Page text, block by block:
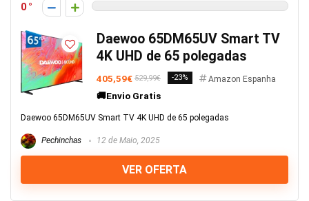
0
Daewoo 65DM65UV Smart TV
4K UHD de 65 polegadas
405,59€ 529,99€ -23% Amazon Espanha
🚚Envio Gratis
Daewoo 65DM65UV Smart TV 4K UHD de 65 polegadas
Pechinchas 12 de Maio, 2025
VER OFERTA